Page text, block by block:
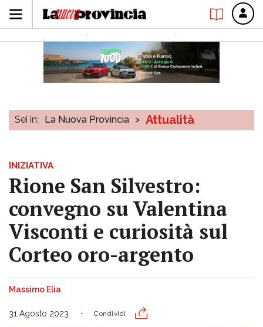
Sei in: La Nuova Provincia > Attualità
INIZIATIVA
Rione San Silvestro:
convegno su Valentina
Visconti e curiosità sul
Corteo oro-argento
Massimo Elia
31 Agosto 2023 Condividi